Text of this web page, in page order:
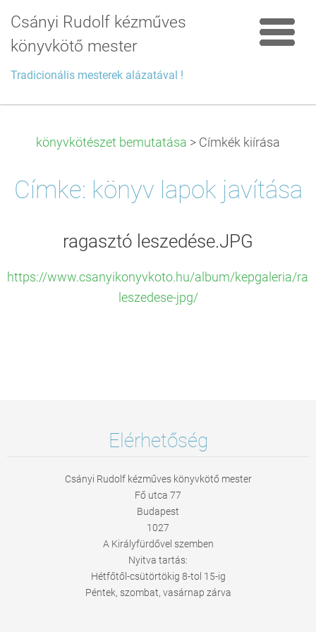
Csányi Rudolf kézműves
könyvkötő mester
Tradicionális mesterek alázatával !
könyvkötészet bemutatása > Címkék kiírása
Címke: könyv lapok javítása
ragasztó leszedése.JPG
https://www.csanyikonyvkoto.hu/album/kepgaleria/
leszedese-jpg/
Elérhetőség
Csányi Rudolf kézműves könyvkötő mester
Fő utca 77
Budapest
1027
A Királyfürdővel szemben
Nyitva tartás:
Hétfőtől-csütörtökig 8-tol 15-ig
Péntek, szombat, vasárnap zárva